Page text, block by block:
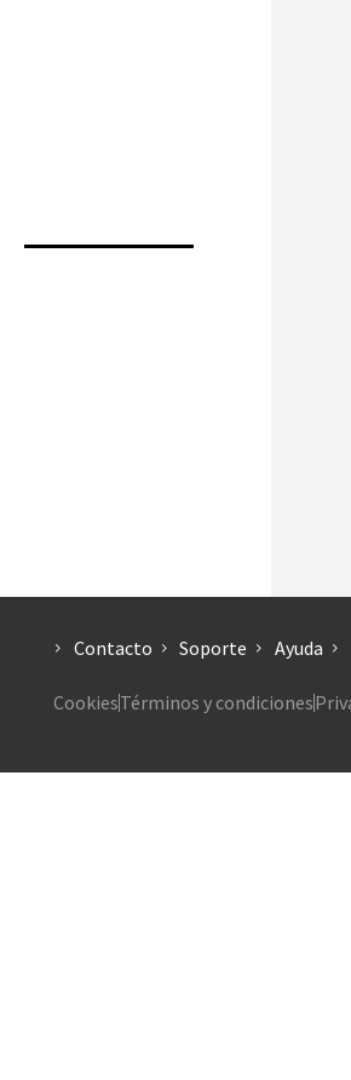
Contacto Soporte Ayuda
CookiesTérminos y condiciones